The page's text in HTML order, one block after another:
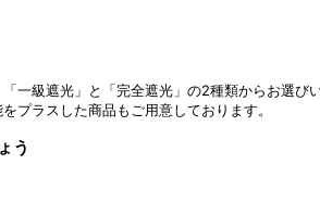
一級遮光」と「完全遮光」の2種類からお選び
プラスした商品もご用意しております。
う